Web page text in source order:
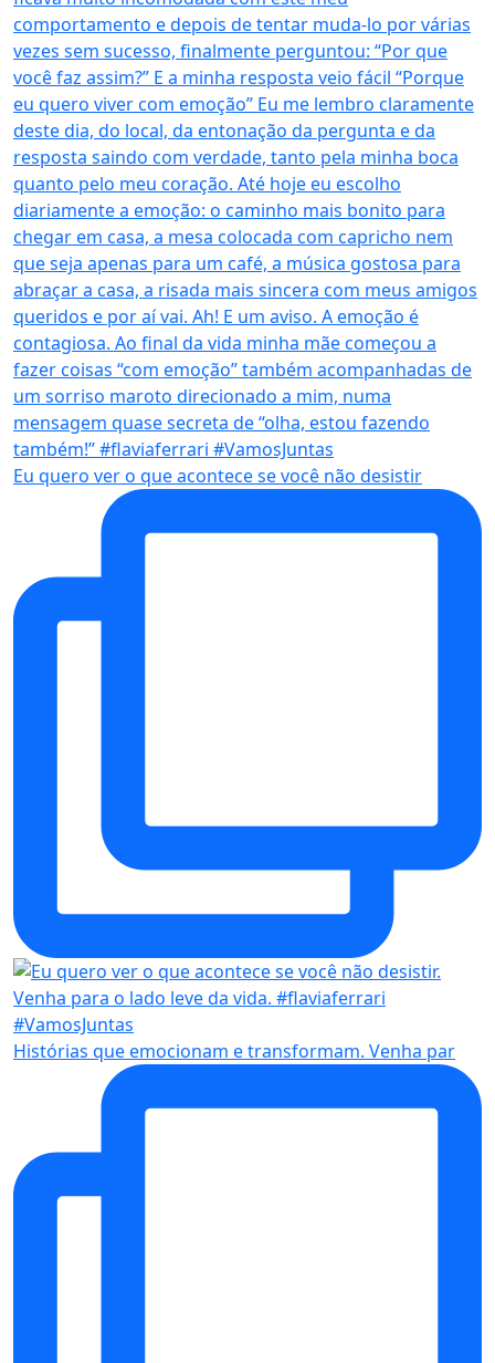
Eu quero ver o que acontece se você não desistir
Histórias que emocionam e transformam. Venha par